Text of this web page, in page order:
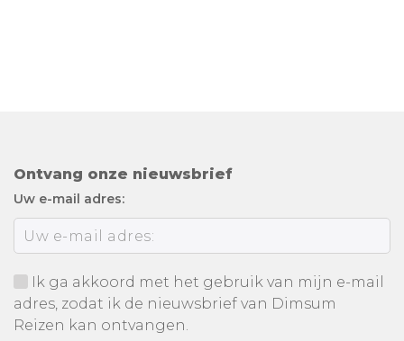
Ontvang onze nieuwsbrief
Uw e-mail adres:
Ik ga akkoord met het gebruik van mijn e-mail
adres, zodat ik de nieuwsbrief van Dimsum
Reizen kan ontvangen.